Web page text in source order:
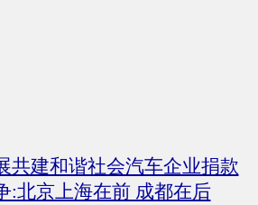
共建和谐社会汽车企业捐款
:北京上海在前 成都在后